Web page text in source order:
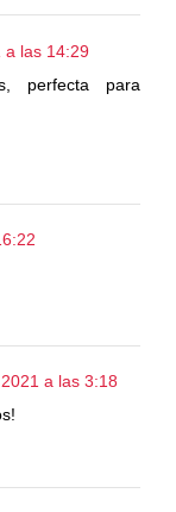
a las 14:29
perfecta para
a las 3:18